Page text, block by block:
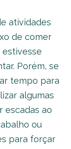
atividades
de comer
estivesse
Porém, se
tempo para
algumas
escadas ao
ou
para forçar